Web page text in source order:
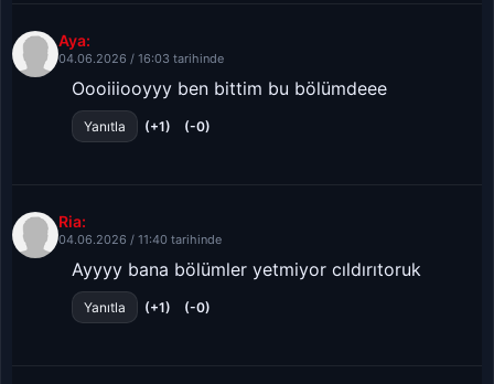
Aya:
04.06.2026 / 16:03 tarihinde
Oooiiiooyyy ben bittim bu bölümdeee
Yanıtla (+1) (-0)
Ria:
04.06.2026 / 11:40 tarihinde
Ayyyy bana bölümler yetmiyor cıldırıtoruk
Yanıtla (+1) (-0)